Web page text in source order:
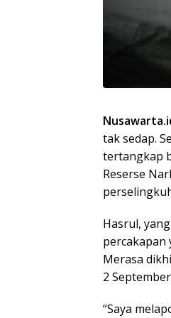
tak sedap.
tertangkap
Reserse
Hasrul,
percakapan
Merasa
2
“Saya